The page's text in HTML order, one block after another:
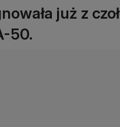
już z
50.